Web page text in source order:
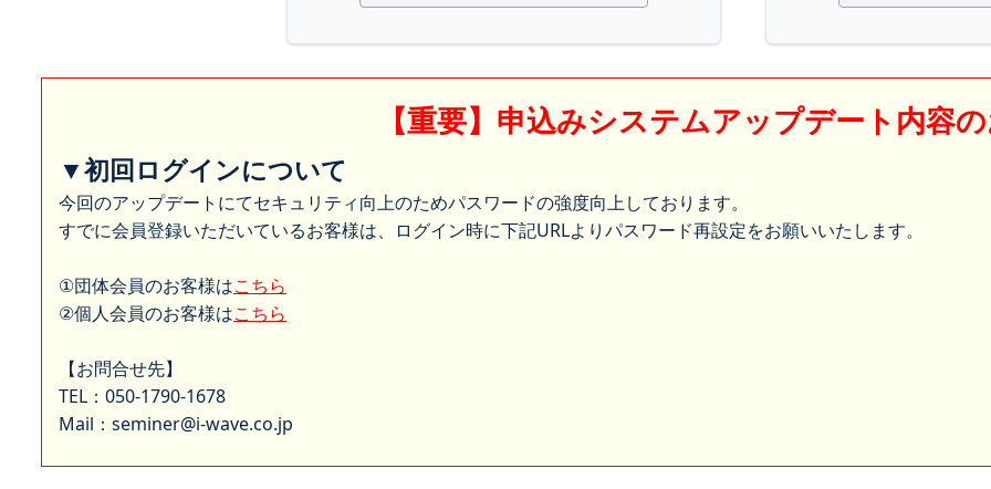
【重要】申込みシステムアップデート内容
▼初回ログインについて
今回のアップデートにてセキュリティ向上のためパスワードの強度向上しております。
すでに会員登録いただいているお客様は、ログイン時に下記URLよりパスワード再設定をお願いいたします。
①団体会員のお客様はこちら
②個人会員のお客様はこちら
【お問合せ先】
TEL：050-1790-1678
Mail：seminer@i-wave.co.jp